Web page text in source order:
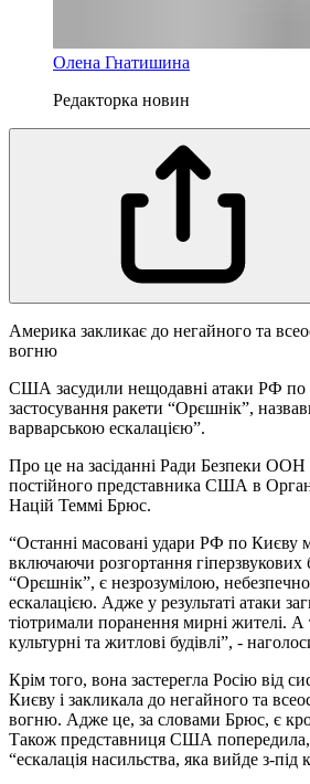
Олена Гнатишина
Редакторка новин
Америка закликає до негайного та
вогню
США засудили нещодавні атаки РФ по
застосування ракети “Орєшнік”,
варварською ескалацією”.
Про це на засіданні Ради Безпеки ООН
постійного представника США в
Націй Теммі Брюс.
“Останні масовані удари РФ по Києву
включаючи розгортання гіперзвукових
“Орєшнік”, є незрозумілою,
ескалацією. Адже у результаті атаки
тіотримали поранення мирні жителі. А
культурні та житлові будівлі”, -
Крім того, вона застерегла Росію від
Києву і закликала до негайного та
вогню. Адже це, за словами Брюс, є
Також представниця США
“ескалація насильства, яка вийде з-під